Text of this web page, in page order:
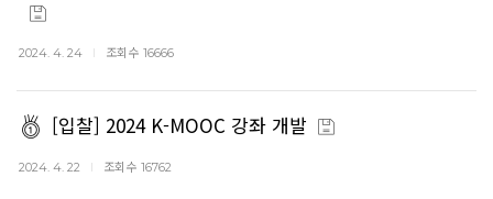
2024. 4. 24 조회수 16666
[입찰] 2024 K-MOOC 강좌 개발
2024. 4. 22 조회수 16762